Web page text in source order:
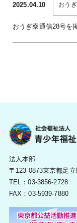
2025.04.10 おう
おうぎ寮通信28号を
法人本部
〒123-0873東京都足
TEL：03-3856-2728
FAX：03-5939-7880